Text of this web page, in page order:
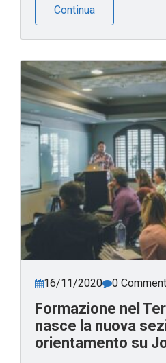
Continua
16/11/2020 0
Formazione nel
nasce la nuova
orientamento su